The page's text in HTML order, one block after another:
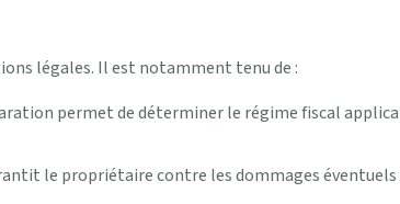
légales. Il est notamment tenu de :
permet de déterminer le régime fiscal
le propriétaire contre les dommages éventuels